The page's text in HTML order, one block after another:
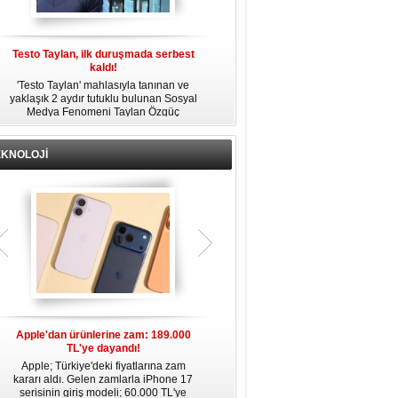
Testo Taylan, ilk duruşmada serbest
kaldı!
'Testo Taylan' mahlasıyla tanınan ve
yaklaşık 2 aydır tutuklu bulunan Sosyal
Medya Fenomeni Taylan Özgüç
Danyıldız, çıktığı ilk duruşmada serbest
bırakıldı.
Güney, 'Ev Hapsi' şartıyla serbest
Apple'dan ürünlerine zam: 189.000
TL'ye dayandı!
Apple; Türkiye'deki fiyatlarına zam
kararı aldı. Gelen zamlarla iPhone 17
serisinin giriş modeli; 60.000 TL'ye